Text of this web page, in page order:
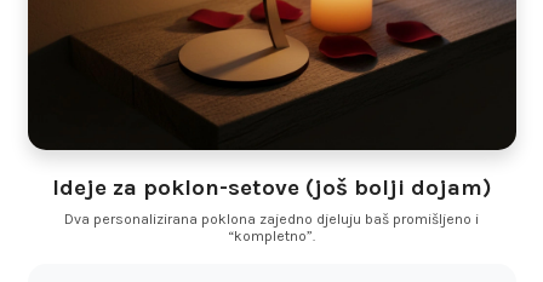
Ideje za poklon-setove (još bolji dojam)
Dva personalizirana poklona zajedno djeluju baš promišljeno i
“kompletno”.